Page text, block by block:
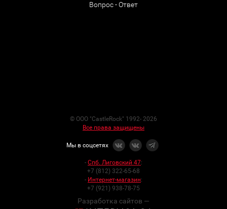
Вопрос - Ответ
© ООО "CastleRock" 1992- 2026
Все права защищены
Мы в соцсетях
- Спб. Лиговский 47:
+7 (812) 322-65-68
- Интернет-магазин:
+7 (921) 938-78-75
Разработка сайтов —